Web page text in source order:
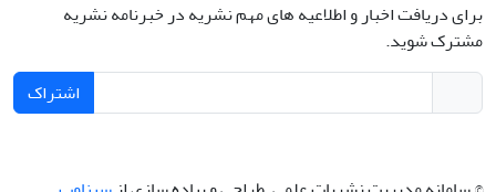
برای دریافت اخبار و اطلاعیه های مهم نشریه در خبرنامه نشریه
مشترک شوید.
اشتراک